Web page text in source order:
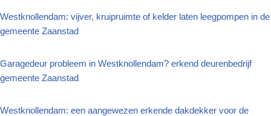
Westknollendam: vijver, kruipruimte of kelder laten leegpompen in de
gemeente Zaanstad
Garagedeur probleem in Westknollendam? erkend deurenbedrijf
gemeente Zaanstad
Westknollendam: een aangewezen erkende dakdekker voor de